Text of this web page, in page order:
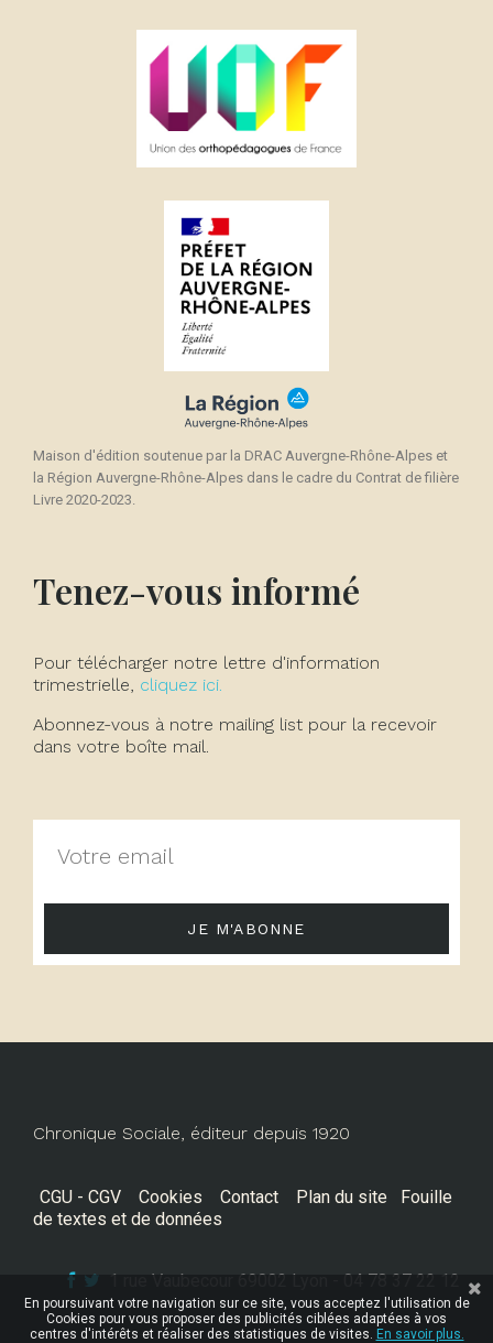
Maison d'édition soutenue par la DRAC Auvergne-Rhône-Alpes et
la Région Auvergne-Rhône-Alpes dans le cadre du Contrat de filière
Livre 2020-2023.
Tenez-vous informé
Pour télécharger notre lettre d'information
trimestrielle, cliquez ici.
Abonnez-vous à notre mailing list pour la recevoir
dans votre boîte mail.
JE M'ABONNE
Chronique Sociale, éditeur depuis 1920
CGU - CGV Cookies Contact Plan du site
Fouille
de textes et de données
1 rue Vaubecour 69002 Lyon - 04 78 37 22 12
En poursuivant votre navigation sur ce site, vous acceptez l'utilisation de
Cookies pour vous proposer des publicités ciblées adaptées à vos
centres d'intérêts et réaliser des statistiques de visites. En savoir plus.